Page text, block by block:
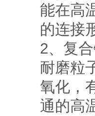
能在高
的连接
2、复
耐磨粒
氧化，
通的高